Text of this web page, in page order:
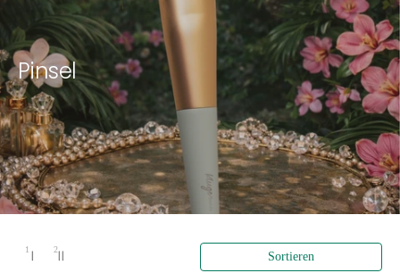
Pinsel
1 Spalte
1
2 Spalten
2
Sortieren